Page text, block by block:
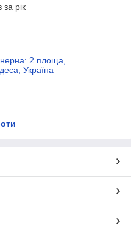
сімейні,
недорогих чоловічих
трикотажної тканини.
і великих розмірів:
опт. Купити вільні труси
магазині буде вигідно
за рік
2 площа,
Україна